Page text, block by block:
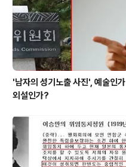
'남자의 성기노출 사진', 예술인가
외설인가?